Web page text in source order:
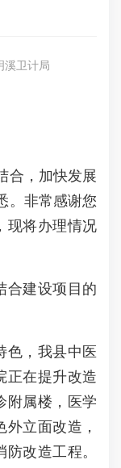
溪卫计局
合，加快发展
。非常感谢您
现将办理情况
合建设项目的
色，我县中医
正在提升改造
附属楼，医学
立面改造，
改造工程。